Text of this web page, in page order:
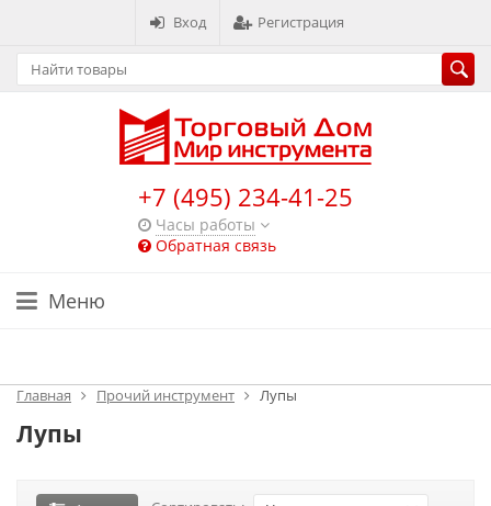
Вход Регистрация
+7 (495) 234-41-25
Часы работы
Обратная связь
Меню
Главная Прочий инструмент Лупы
Лупы